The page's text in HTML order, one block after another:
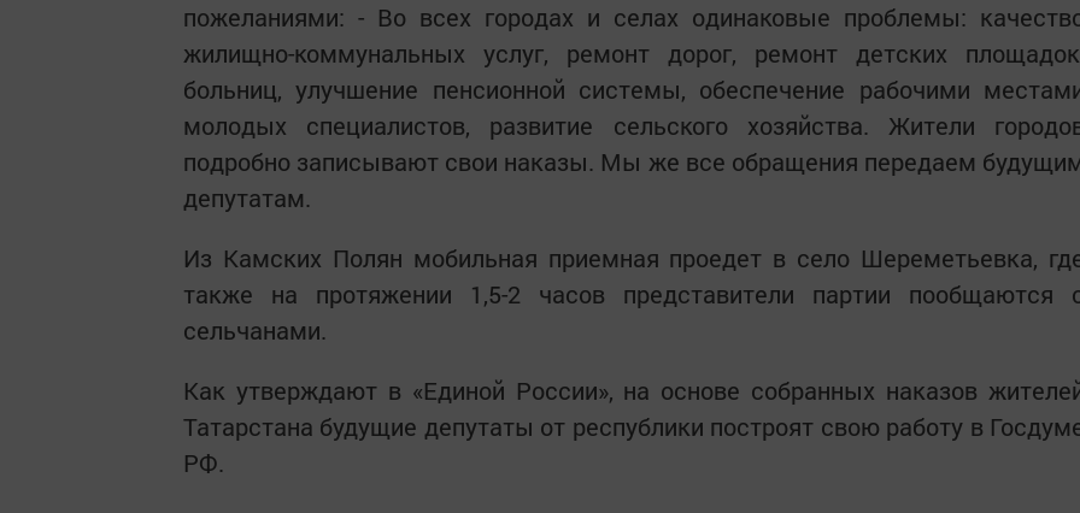
пожеланиями: - Во всех городах и селах одинаковые проблемы:
жилищно-коммунальных услуг, ремонт дорог, ремонт детских
больниц, улучшение пенсионной системы, обеспечение рабочими
молодых специалистов, развитие сельского хозяйства. Жители
подробно записывают свои наказы. Мы же все обращения передаем
депутатам.
Из Камских Полян мобильная приемная проедет в село Шереметьевка,
также на протяжении 1,5-2 часов представители партии пообщаются
сельчанами.
Как утверждают в «Единой России», на основе собранных наказов
Татарстана будущие депутаты от республики построят свою работу в
РФ.